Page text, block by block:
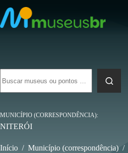
para
o
conteúdo
resultados
MUNICÍPIO (CORRESPONDÊNCIA)
NITERÓI
Início / Município (correspondência) /